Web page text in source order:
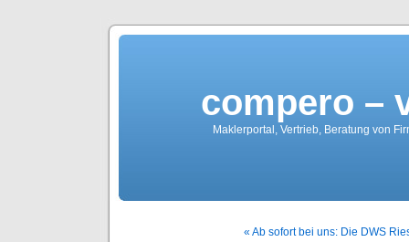
compero –
Maklerportal, Vertrieb, Beratung von
« Ab sofort bei uns: Die DWS